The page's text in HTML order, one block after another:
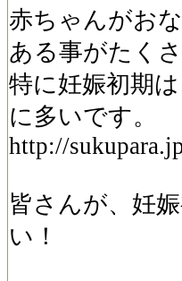
赤ちゃんがお
ある事がたく
特に妊娠初期
に多いです。
http://
皆さんが、妊
い！